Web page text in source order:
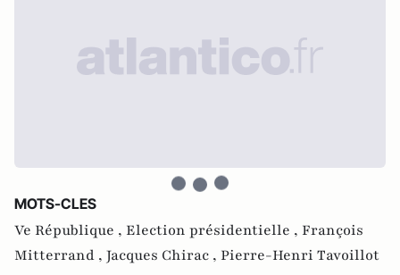
MOTS-CLES
Ve République , Election présidentielle , François
Mitterrand , Jacques Chirac , Pierre-Henri Tavoillot